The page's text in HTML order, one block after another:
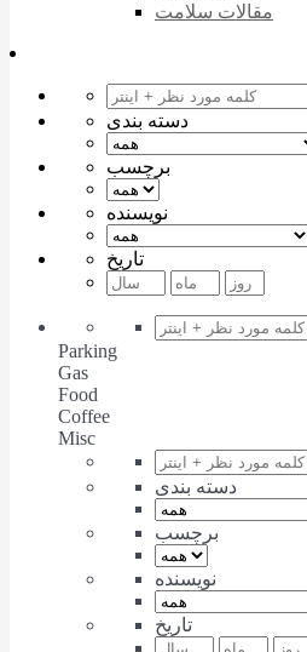
مقالات سلامت
دسته بندی
برچسب
نویسنده
تاریخ
Parking
Gas
Food
Coffee
Misc
دسته بندی
برچسب
نویسنده
تاریخ